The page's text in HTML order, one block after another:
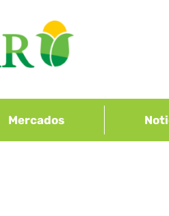
Mercados